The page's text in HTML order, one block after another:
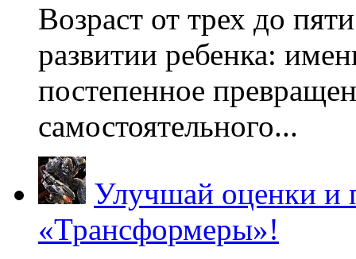
Возраст от трех до
развитии ребенка:
постепенное
самостоятельного...
Улучшай оценки и
«Трансформеры»!